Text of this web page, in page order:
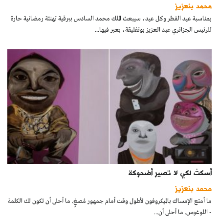
كتّابنا
الأرشيف
محمد بنعزيز
بمناسبة عيد الفطر وكل عيد، سيبعث الملك محمد السادس ببرقية تهنئة رمضانية حارة
للرئيس الجزائري عبد العزيز بوتفليقة، يعبر فيها...
أسكتْ لكي لا تصير أضحوكة
محمد بنعزيز
ما أمتع الإمساك بالميكروفون لأطول وقت أمام جمهور مُصغٍ. ما أحلى أن تكون لك الكلمة
- اللوغوس. ما أحلى أن...